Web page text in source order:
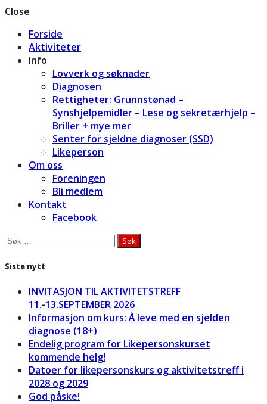
Close
Forside
Aktiviteter
Info
Lovverk og søknader
Diagnosen
Rettigheter: Grunnstønad –
Synshjelpemidler – Lese og sekretærhjelp –
Briller + mye mer
Senter for sjeldne diagnoser (SSD)
Likeperson
Om oss
Foreningen
Bli medlem
Kontakt
Facebook
Søk
Siste nytt
INVITASJON TIL AKTIVITETSTREFF
11.-13.SEPTEMBER 2026
Informasjon om kurs: Å leve med en sjelden
diagnose (18+)
Endelig program for Likepersonskurset
kommende helg!
Datoer for likepersonskurs og aktivitetstreff i
2028 og 2029
God påske!